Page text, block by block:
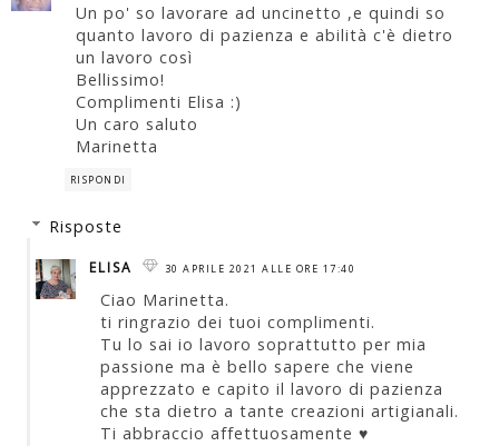
Un po' so lavorare ad uncinetto ,e quindi so
quanto lavoro di pazienza e abilità c'è dietro
un lavoro così
Bellissimo!
Complimenti Elisa :)
Un caro saluto
Marinetta
RISPONDI
Risposte
ELISA 30 APRILE 2021 ALLE ORE 17:40
Ciao Marinetta.
ti ringrazio dei tuoi complimenti.
Tu lo sai io lavoro soprattutto per mia
passione ma è bello sapere che viene
apprezzato e capito il lavoro di pazienza
che sta dietro a tante creazioni artigianali.
Ti abbraccio affettuosamente ♥